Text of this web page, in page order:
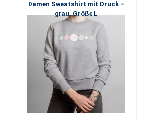
Damen Sweatshirt mit Druck –
grau, Größe L